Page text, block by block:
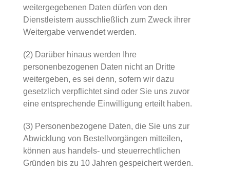
weitergegebenen Daten dürfen von den
Dienstleistern ausschließlich zum Zweck ihrer
Weitergabe verwendet werden.
(2) Darüber hinaus werden Ihre
personenbezogenen Daten nicht an Dritte
weitergeben, es sei denn, sofern wir dazu
gesetzlich verpflichtet sind oder Sie uns zuvor
eine entsprechende Einwilligung erteilt haben.
(3) Personenbezogene Daten, die Sie uns zur
Abwicklung von Bestellvorgängen mitteilen,
können aus handels- und steuerrechtlichen
Gründen bis zu 10 Jahren gespeichert werden.